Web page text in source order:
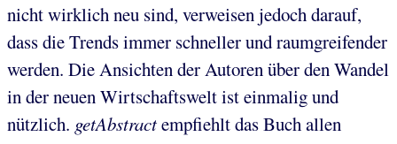
nicht wirklich neu sind, verweisen jedoch darauf,
dass die Trends immer schneller und raumgreifender
werden. Die Ansichten der Autoren über den Wandel
in der neuen Wirtschaftswelt ist einmalig und
nützlich. getAbstractempfiehlt das Buch allen